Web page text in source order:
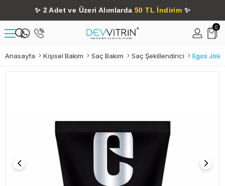
✨ 2 Adet ve Üzeri Alımlarda 50 TL İndirim ✨
0
Anasayfa Kişisel Bakım Saç Bakım Saç Şekillendirici Egos Jöle